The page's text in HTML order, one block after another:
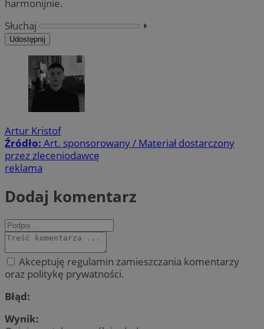
harmonijnie.
Słuchaj
⏵︎
Udostępnij
Artur Kristof
Źródło: Art. sponsorowany / Materiał dostarczony
przez zleceniodawcę
reklama
Dodaj komentarz
Akceptuję regulamin zamieszczania komentarzy
oraz politykę prywatności.
Błąd:
Wynik: